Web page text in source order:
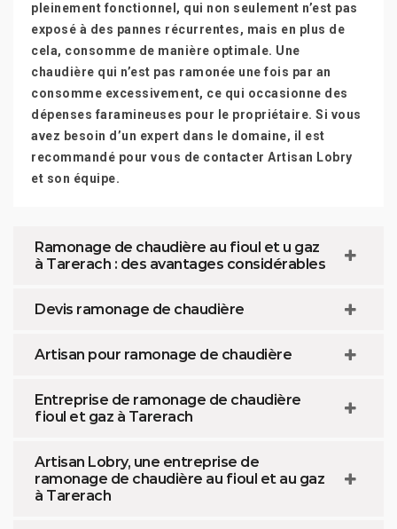
pleinement fonctionnel, qui non seulement n’est pas
exposé à des pannes récurrentes, mais en plus de
cela, consomme de manière optimale. Une
chaudière qui n’est pas ramonée une fois par an
consomme excessivement, ce qui occasionne des
dépenses faramineuses pour le propriétaire. Si vous
avez besoin d’un expert dans le domaine, il est
recommandé pour vous de contacter Artisan Lobry
et son équipe.
Ramonage de chaudière au fioul et u gaz
à Tarerach : des avantages considérables
Devis ramonage de chaudière
Artisan pour ramonage de chaudière
Entreprise de ramonage de chaudière
fioul et gaz à Tarerach
Artisan Lobry, une entreprise de
ramonage de chaudière au fioul et au gaz
à Tarerach